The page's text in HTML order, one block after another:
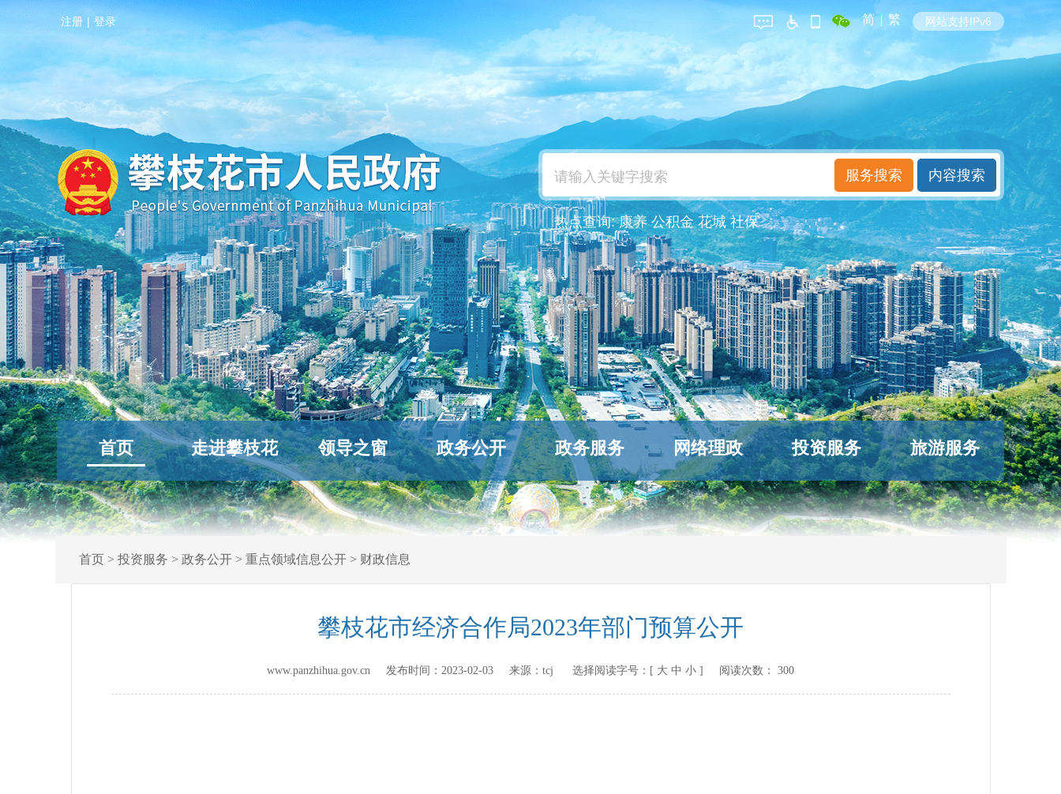
注册 | 登录 简 | 繁 网站支持IPv6
热点查询:康养 公积金 花城 社保
首页 走进攀枝花 领导之窗 政务公开 政务服务 网络理政 投资服务 旅游服务
首页> 投资服务 > 政务公开> 重点领域信息公开> 财政信息
攀枝花市经济合作局2023年部门预算公开
www.panzhihua.gov.cn 发布时间： 2023-02-03 来源： tcj 选择阅读字号：[ 大 中 小 ] 阅读次数： 300